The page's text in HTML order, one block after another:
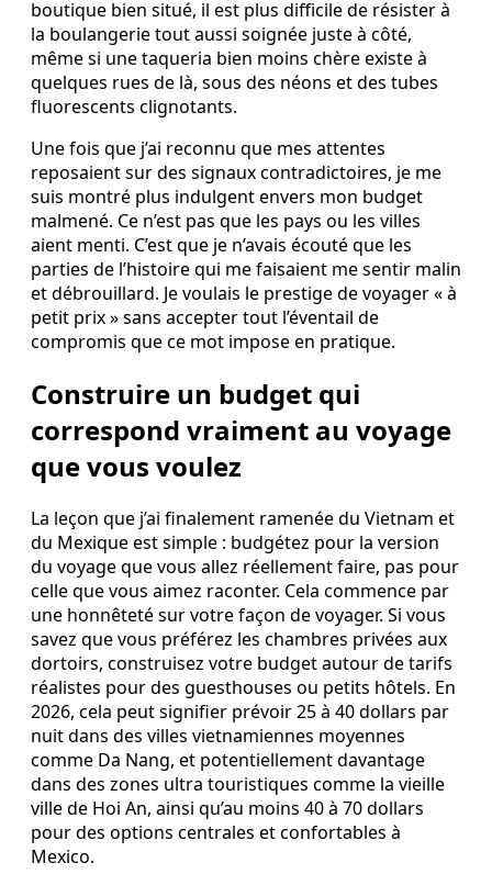
boutique bien situé, il est plus difficile de résister à
la boulangerie tout aussi soignée juste à côté,
même si une taqueria bien moins chère existe à
quelques rues de là, sous des néons et des tubes
fluorescents clignotants.
Une fois que j’ai reconnu que mes attentes
reposaient sur des signaux contradictoires, je me
suis montré plus indulgent envers mon budget
malmené. Ce n’est pas que les pays ou les villes
aient menti. C’est que je n’avais écouté que les
parties de l’histoire qui me faisaient me sentir malin
et débrouillard. Je voulais le prestige de voyager « à
petit prix » sans accepter tout l’éventail de
compromis que ce mot impose en pratique.
Construire un budget qui
correspond vraiment au voyage
que vous voulez
La leçon que j’ai finalement ramenée du Vietnam et
du Mexique est simple : budgétez pour la version
du voyage que vous allez réellement faire, pas pour
celle que vous aimez raconter. Cela commence par
une honnêteté sur votre façon de voyager. Si vous
savez que vous préférez les chambres privées aux
dortoirs, construisez votre budget autour de tarifs
réalistes pour des guesthouses ou petits hôtels. En
2026, cela peut signifier prévoir 25 à 40 dollars par
nuit dans des villes vietnamiennes moyennes
comme Da Nang, et potentiellement davantage
dans des zones ultra touristiques comme la vieille
ville de Hoi An, ainsi qu’au moins 40 à 70 dollars
pour des options centrales et confortables à
Mexico.